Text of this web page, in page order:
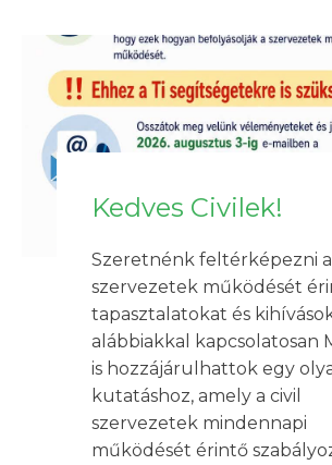
Kedves Civilek!
Szeretnénk feltérképezni a
szervezetek működését
tapasztalatokat és
alábbiakkal kapcsolatosan
is hozzájárulhattok egy
kutatáshoz, amely a civil
szervezetek mindennapi
működését érintő